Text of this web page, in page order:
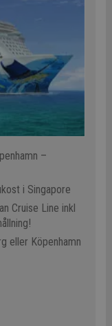
–
i Singapore
Cruise Line inkl
eller Köpenhamn